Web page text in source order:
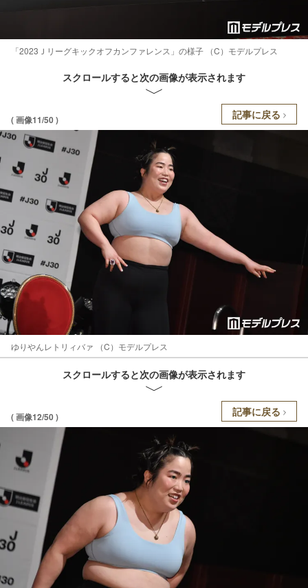
「2023Ｊリーグキックオフカンファレンス」の様子 （C）モデルプレス
スクロールすると次の画像が表示されます
( 画像11/50 ) 記事に戻る
ゆりやんレトリィバァ （C）モデルプレス
スクロールすると次の画像が表示されます
( 画像12/50 ) 記事に戻る